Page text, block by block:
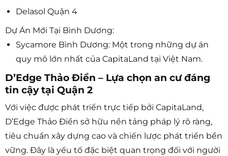
Delasol Quận 4
Dự Án Mới Tại Bình Dương:
Sycamore Bình Dương: Một trong những dự án
quy mô lớn nhất của CapitaLand tại Việt Nam.
D’Edge Thảo Điền – Lựa chọn an cư đáng
tin cậy tại Quận 2
Với việc được phát triển trực tiếp bởi CapitaLand,
D’Edge Thảo Điền sở hữu nền tảng pháp lý rõ ràng,
tiêu chuẩn xây dựng cao và chiến lược phát triển bền
vững. Đây là yếu tố đặc biệt quan trọng đối với người